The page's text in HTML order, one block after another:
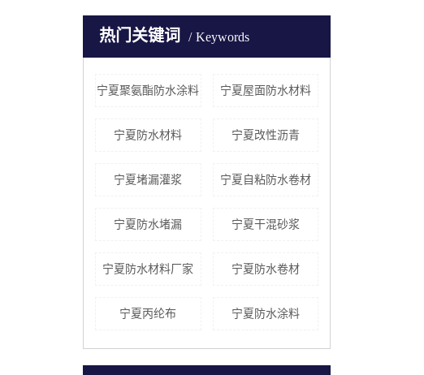
热门关键词 Keywords
宁夏聚氨酯防水涂料 宁夏屋面防水材料
宁夏防水材料 宁夏改性沥青
宁夏堵漏灌浆 宁夏自粘防水卷材
宁夏防水堵漏 宁夏干混砂浆
宁夏防水材料厂家 宁夏防水卷材
宁夏丙纶布 宁夏防水涂料